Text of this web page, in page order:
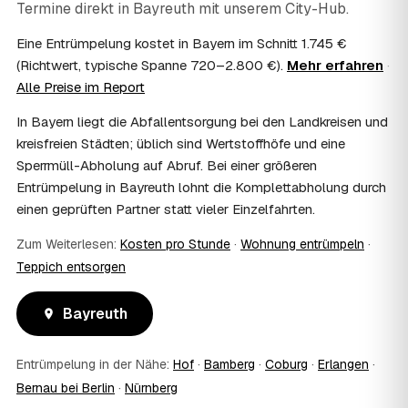
Kosten?
Im Einzelfall ist das möglich — etwa bei einer
Wohnungsauflösung im Rahmen von Sozialhilfe oder
einem vom Amt veranlassten Umzug. Wichtig: Den Antrag
stellen Sie vor Auftragserteilung beim zuständigen Amt
Zentrum vermittelt die Entrümpler, entscheidet aber nicht
über die Kostenübernahme.
08 Bekomme ich einen Entsorgungsnachweis?
Ja. Die Partner entsorgen über zugelassene Höfe und
stellen auf Wunsch einen Entsorgungsnachweis aus —
oder die eigene Dokumentation.
09 Muss ich bei der Entrümpelung anwesend sein?
Nicht zwingend. Viele Kunden in Bayreuth sind nur zur
Übergabe und zum Abschluss vor Ort; den genauen
Ablauf — etwa die Schlüsselübergabe — stimmen Sie
10 Was ist im Festpreis enthalten?
Der Festpreis deckt in der Regel das komplette
Termine direkt in Bayreuth mit unserem City-Hub.
Eine Entrümpelung kostet in Bayern im Schnitt 1.745 €
(Richtwert, typische Spanne 720–2.800 €). Mehr erfahren ·
Alle Preise im Report
In Bayern liegt die Abfallentsorgung bei den Landkreisen und
kreisfreien Städten; üblich sind Wertstoffhöfe und eine
Sperrmüll-Abholung auf Abruf. Bei einer größeren
Entrümpelung in Bayreuth lohnt die Komplettabholung durch
einen geprüften Partner statt vieler Einzelfahrten.
Zum Weiterlesen: Kosten pro Stunde · Wohnung entrümpeln ·
Teppich entsorgen
Bayreuth
Entrümpelung in der Nähe: Hof · Bamberg · Coburg · Erlangen ·
Bernau bei Berlin · Nürnberg